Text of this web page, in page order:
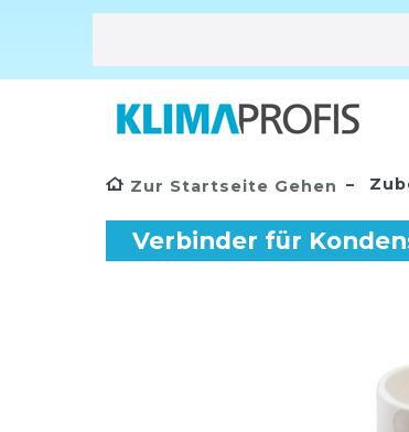
Zur Startseite Gehen
Verbinder für